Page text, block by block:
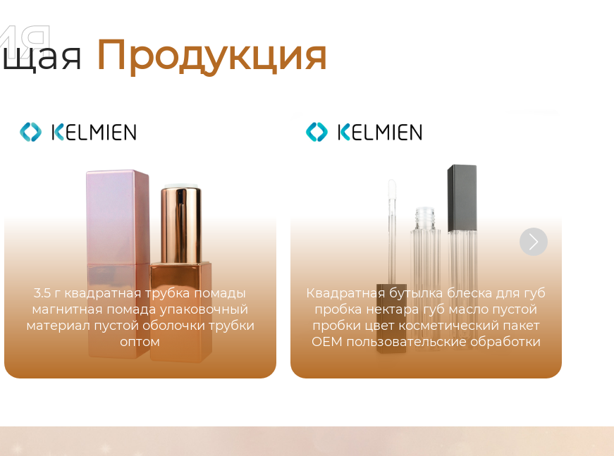
Продукция
3.5 г квадратная трубка помады
магнитная помада упаковочный
материал пустой оболочки трубки
оптом
Квадратная бутылка блеска для губ
пробка нектара губ масло пустой
пробки цвет косметический пакет
OEM пользовательские обработки